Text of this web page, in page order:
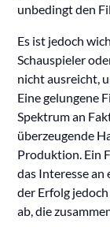
unbedingt den
Es ist jedoch
Schauspieler
nicht ausreicht,
Eine gelungene
Spektrum an
überzeugende
Produktion. Ein
das Interesse
der Erfolg
ab, die